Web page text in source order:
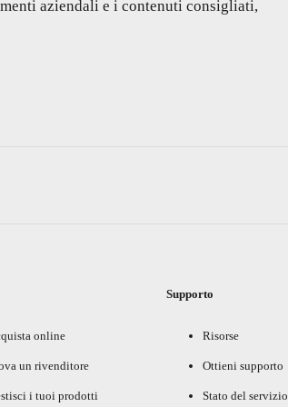
aziendali e i contenuti consigliati,
online
un rivenditore
i tuoi prodotti
Supporto
Risorse
Ottieni supporto
Stato del servizio